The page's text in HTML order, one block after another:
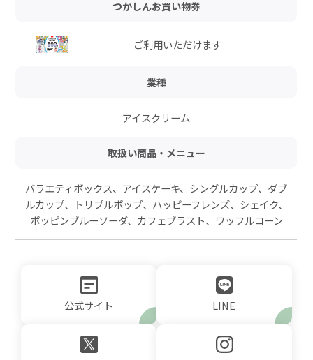
つかしんお買い物券
ご利用いただけます
業種
アイスクリーム
取扱い商品・メニュー
バラエティボックス、アイスケーキ、シングルカップ、ダブ
ルカップ、トリプルポップ、ハッピーフレンズ、シェイク、
ポッピンブルーソーダ、カフェブラスト、ワッフルコーン
公式サイト